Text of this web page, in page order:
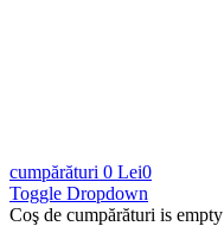
cumpărături 0 Lei0
Toggle Dropdown
Coş de cumpărături is empty